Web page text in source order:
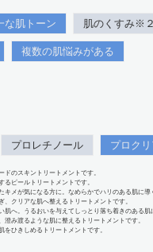
な肌トーン 肌のくすみ※２
複数の肌悩みがある
プロレチノール プロクリ
ドのスキントリートメントです。
るピールトリートメントです。
メが気になる方に。なめらかでハリのある肌に導
クリアな肌へ整えるトリートメントです。
へ。うるおいを与えてしっとり落ち着きのある肌
み渡るような肌に整えるトリートメントです。
をひきしめるトリートメントです。